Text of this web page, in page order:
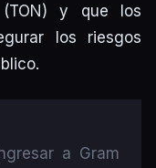
(TON) y que los
los riesgos
a Gram